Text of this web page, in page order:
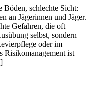
Böden, schlechte Sicht:
an Jägerinnen und Jäger.
Gefahren, die oft
selbst, sondern
oder im
Risikomanagement ist